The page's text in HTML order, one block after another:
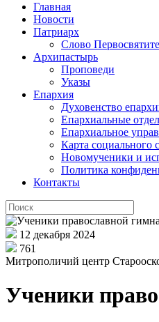
Главная
Новости
Патриарх
Слово
Архипастырь
Проповеди
Указы
Епархия
Духовенство
Епархиальные
Епархиальное
Карта социального
Новомученики и
Политика
Контакты
12 декабря 2024
761
Митрополичий центр
Ученики